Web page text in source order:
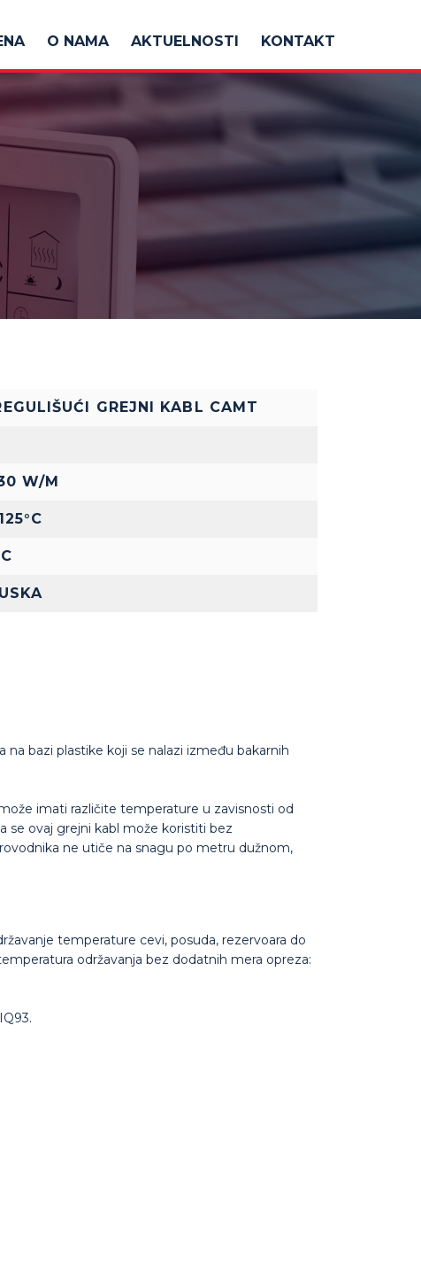
O NAMA AKTUELNOSTI KONTAKT
GREJNI KABL CAMT
W/M
bazi plastike koji se nalazi između bakarnih
imati različite temperature u zavisnosti od
se ovaj grejni kabl može koristiti bez
ne utiče na snagu po metru dužnom,
temperature cevi, posuda, rezervoara do
održavanja bez dodatnih mera opreza: